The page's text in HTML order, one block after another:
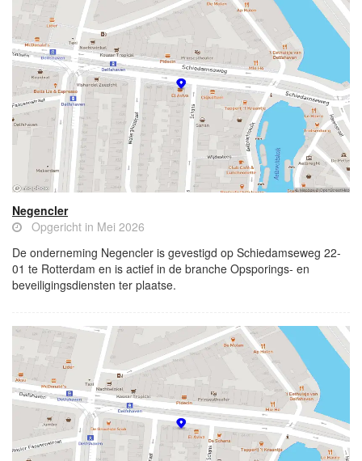
Negencler
Opgericht in Mei 2026
De onderneming Negencler is gevestigd op Schiedamseweg 22-
01 te Rotterdam en is actief in de branche Opsporings- en
beveiligingsdiensten ter plaatse.